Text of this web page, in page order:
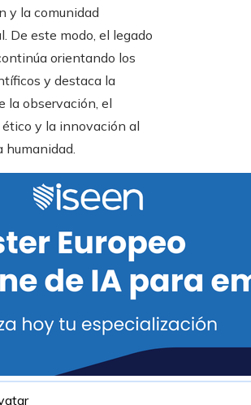
y la comunidad
De este modo, el legado
orientando los
y destaca la
la observación, el
y la innovación al
humanidad.